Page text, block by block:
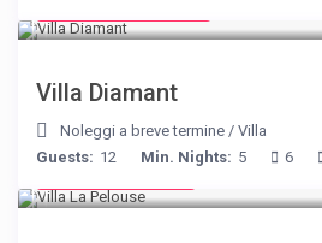
Villa Diamant
Noleggi a breve termine /Villa
Guests: 12 Min. Nights: 5 6